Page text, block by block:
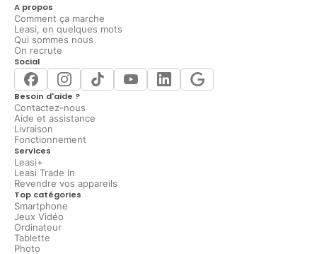
A propos
Comment ça marche
Leasi, en quelques mots
Qui sommes nous
On recrute
Social
Besoin d'aide ?
Contactez-nous
Aide et assistance
Livraison
Fonctionnement
Services
Leasi+
Leasi Trade In
Revendre vos appareils
Top catégories
Smartphone
Jeux Vidéo
Ordinateur
Tablette
Photo